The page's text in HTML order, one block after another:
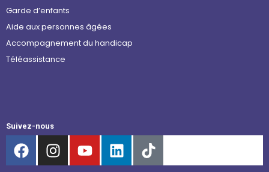
Garde d’enfants
Aide aux personnes âgées
Accompagnement du handicap
Téléassistance
Suivez-nous